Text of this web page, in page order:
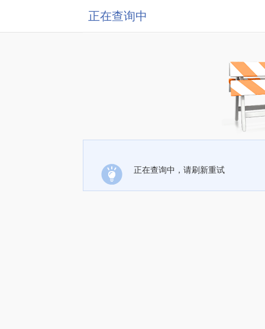
正在查询中
正在查询中，请刷新重试